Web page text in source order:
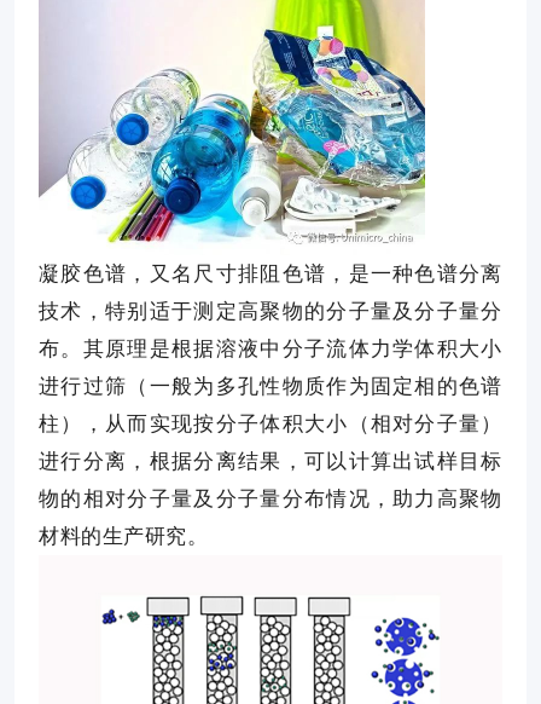
凝胶色谱，又名尺寸排阻色谱，是一种色谱分离
技术，特别适于测定高聚物的分子量及分子量分
布。其原理是根据溶液中分子流体力学体积大小
进行过筛（一般为多孔性物质作为固定相的色谱
柱），从而实现按分子体积大小（相对分子量）
进行分离，根据分离结果，可以计算出试样目标
物的相对分子量及分子量分布情况，助力高聚物
材料的生产研究。